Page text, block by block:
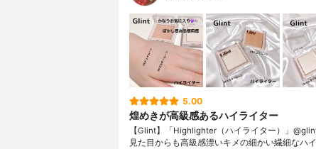
5.00
煌めきが高級感あるハイライター
【Glint】「Highlighter（ハイライター）」
見た目からも高級感漂いキメの細かい繊細なハ